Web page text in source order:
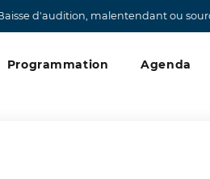
d'audition, malentendant ou
Programmation Agenda